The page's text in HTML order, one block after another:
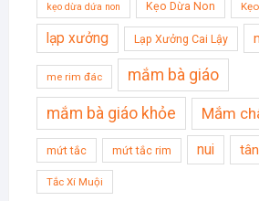
kẹo dừa dứa non Kẹo Dừa Non
lạp xưởng Lạp Xưởng Cai Lậy
me rim đác mắm bà giáo
mắm bà giáo khỏe Mắm
mứt tắc mứt tắc rim nui
Tắc Xí Muội